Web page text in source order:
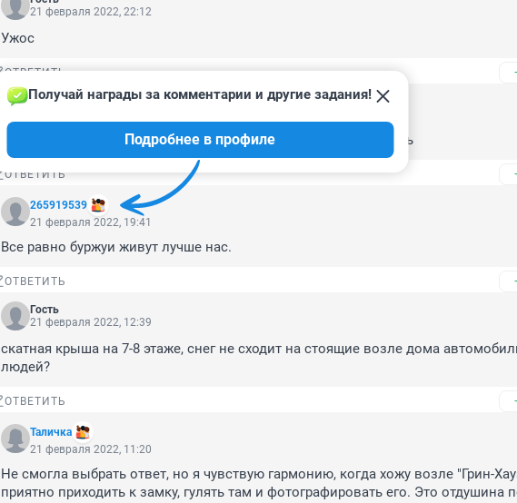
21 февраля 2022, 22:12
Ужос
ОТВЕТИТЬ
Гость
Хороший дом, но не элитный, т.к нет элитных домов в Тюмень
ОТВЕТИТЬ
265919539
Получай награды за комментарии и другие задания!
Подробнее в профиле
21 февраля 2022, 19:41
Все равно буржуи живут лучше нас.
ОТВЕТИТЬ
Гость
21 февраля 2022, 12:39
скатная крыша на 7-8 этаже, снег не сходит на стоящие возле дома
людей?
ОТВЕТИТЬ
Таличка
21 февраля 2022, 11:20
Не смогла выбрать ответ, но я чувствую гармонию, когда хожу возле "Грин-
приятно приходить к замку, гулять там и фотографировать его. Это отдушина